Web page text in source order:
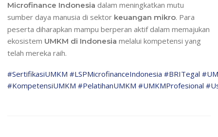
Microfinance Indonesia dalam meningkatkan mutu
sumber daya manusia di sektor keuangan mikro. Para
peserta diharapkan mampu berperan aktif dalam memajukan
ekosistem UMKM di Indonesia melalui kompetensi yang
telah mereka raih.
#SertifikasiUMKM #LSPMicrofinanceIndonesia #BRITegal
#KompetensiUMKM #PelatihanUMKM #UMKMProfesional